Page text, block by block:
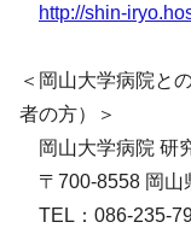
http://shin-
＜岡山大学病院と
者の方）＞
岡山大学病院 研
〒700-8558 岡山
TEL：086-235-